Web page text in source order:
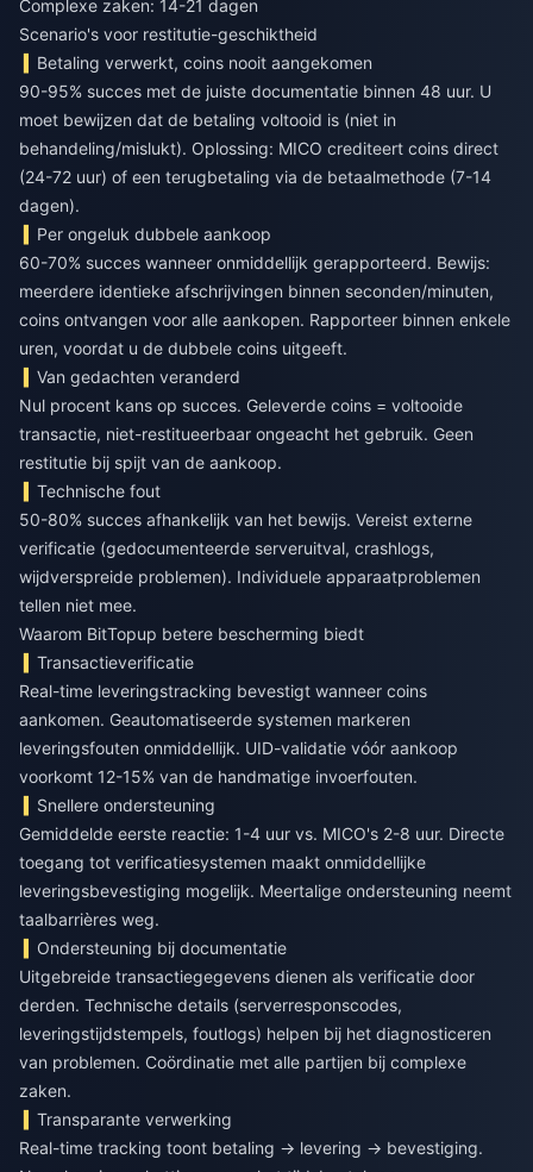
Complexe zaken: 14-21 dagen
Scenario's voor restitutie-geschiktheid
Betaling verwerkt, coins nooit aangekomen
90-95% succes met de juiste documentatie binnen 48 uur. U
moet bewijzen dat de betaling voltooid is (niet in
behandeling/mislukt). Oplossing: MICO crediteert coins direct
(24-72 uur) of een terugbetaling via de betaalmethode (7-14
dagen).
Per ongeluk dubbele aankoop
60-70% succes wanneer onmiddellijk gerapporteerd. Bewijs:
meerdere identieke afschrijvingen binnen seconden/minuten,
coins ontvangen voor alle aankopen. Rapporteer binnen enkele
uren, voordat u de dubbele coins uitgeeft.
Van gedachten veranderd
Nul procent kans op succes. Geleverde coins = voltooide
transactie, niet-restitueerbaar ongeacht het gebruik. Geen
restitutie bij spijt van de aankoop.
Technische fout
50-80% succes afhankelijk van het bewijs. Vereist externe
verificatie (gedocumenteerde serveruitval, crashlogs,
wijdverspreide problemen). Individuele apparaatproblemen
tellen niet mee.
Waarom BitTopup betere bescherming biedt
Transactieverificatie
Real-time leveringstracking bevestigt wanneer coins
aankomen. Geautomatiseerde systemen markeren
leveringsfouten onmiddellijk. UID-validatie vóór aankoop
voorkomt 12-15% van de handmatige invoerfouten.
Snellere ondersteuning
Gemiddelde eerste reactie: 1-4 uur vs. MICO's 2-8 uur. Directe
toegang tot verificatiesystemen maakt onmiddellijke
leveringsbevestiging mogelijk. Meertalige ondersteuning neemt
taalbarrières weg.
Ondersteuning bij documentatie
Uitgebreide transactiegegevens dienen als verificatie door
derden. Technische details (serverresponscodes,
leveringstijdstempels, foutlogs) helpen bij het diagnosticeren
van problemen. Coördinatie met alle partijen bij complexe
zaken.
Transparante verwerking
Real-time tracking toont betaling → levering → bevestiging.